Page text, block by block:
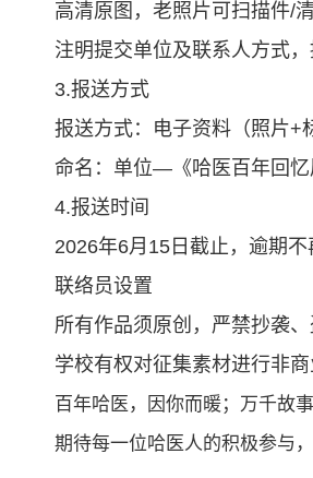
高清原图，老照片可扫描件/
注明提交单位及联系人方式
3.报送方式
报送方式：电子资料（照片+
命名：单位—《哈医百年回
4.报送时间
2026年6月15日截止，逾期不
联络员设置
所有作品须原创，严禁抄袭
学校有权对征集素材进行非
百年哈医，因你而暖；万千故事
期待每一位哈医人的积极参与